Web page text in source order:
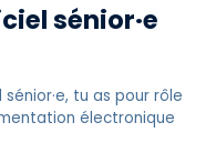
sénior·e
tu as pour rôle
électronique